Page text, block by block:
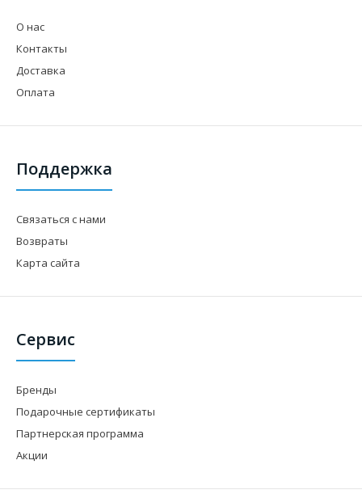
О нас
Контакты
Доставка
Оплата
Поддержка
Связаться с нами
Возвраты
Карта сайта
Сервис
Бренды
Подарочные сертификаты
Партнерская программа
Акции